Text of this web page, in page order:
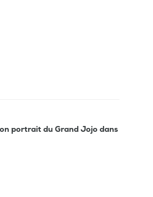
portrait du Grand Jojo dans